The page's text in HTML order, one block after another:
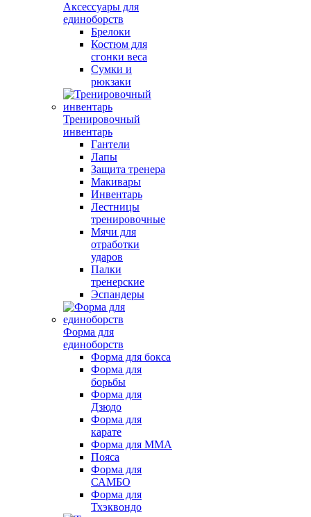
Аксессуары для
единоборств
Брелоки
Костюм для
сгонки веса
Сумки и
рюкзаки
Тренировочный
инвентарь
Гантели
Лапы
Защита тренера
Макивары
Инвентарь
Лестницы
тренировочные
Мячи для
отработки
ударов
Палки
тренерские
Эспандеры
Форма для
единоборств
Форма для бокса
Форма для
борьбы
Форма для
Дзюдо
Форма для
карате
Форма для MMA
Пояса
Форма для
САМБО
Форма для
Тхэквондо